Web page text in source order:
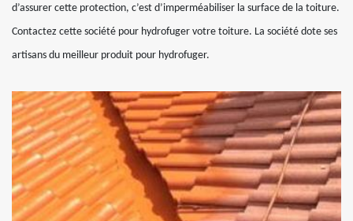
d’assurer cette protection, c’est d’imperméabiliser la surface de la toiture.
Contactez cette société pour hydrofuger votre toiture. La société dote ses
artisans du meilleur produit pour hydrofuger.